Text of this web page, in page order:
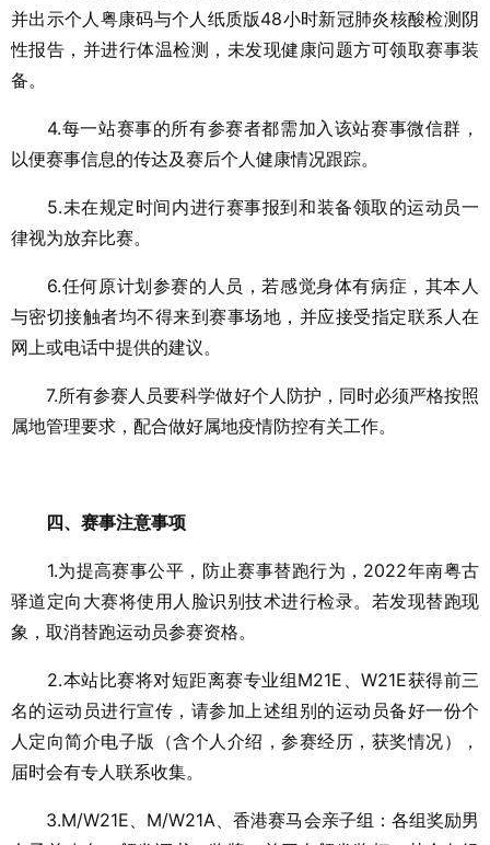
并出示个人粤康码与个人纸质版48小时新冠肺炎核酸检测阴
性报告，并进行体温检测，未发现健康问题方可领取赛事装
备。
4.每一站赛事的所有参赛者都需加入该站赛事微信群，
以便赛事信息的传达及赛后个人健康情况跟踪。
5.未在规定时间内进行赛事报到和装备领取的运动员一
律视为放弃比赛。
6.任何原计划参赛的人员，若感觉身体有病症，其本人
与密切接触者均不得来到赛事场地，并应接受指定联系人在
网上或电话中提供的建议。
7.所有参赛人员要科学做好个人防护，同时必须严格按照
属地管理要求，配合做好属地疫情防控有关工作。
四、赛事注意事项
1.为提高赛事公平，防止赛事替跑行为，2022年南粤古
驿道定向大赛将使用人脸识别技术进行检录。若发现替跑现
象，取消替跑运动员参赛资格。
2.本站比赛将对短距离赛专业组M21E、W21E获得前三
名的运动员进行宣传，请参加上述组别的运动员备好一份个
人定向简介电子版（含个人介绍，参赛经历，获奖情况），
届时会有专人联系收集。
3.M/W21E、M/W21A、香港赛马会亲子组：各组奖励男